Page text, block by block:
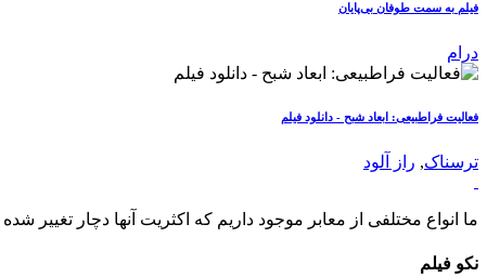
فیلم به سمت طوفان بی‌پایان
درام
فعالیت فراطبیعی: ابعاد شبح - دانلود فیلم
ترسناک, راز آلود
ما انواع مختلفی از معابر موجود داریم که اکثریت آنها دچار تغییر
نکو فیلم